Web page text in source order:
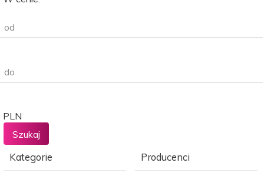
od
do
PLN
Kategorie Producenci